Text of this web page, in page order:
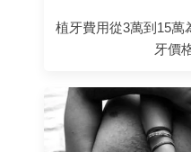
植牙費用從3萬到15萬
牙價